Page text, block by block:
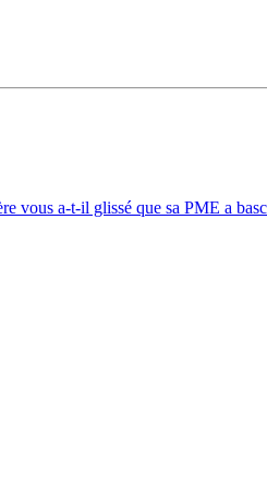
vous a-t-il glissé que sa PME a